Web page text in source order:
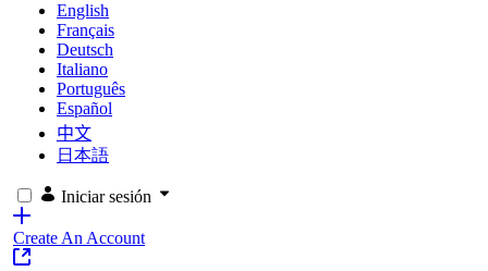
English
Français
Deutsch
Italiano
Português
Español
中文
日本語
Iniciar sesión
Create An Account